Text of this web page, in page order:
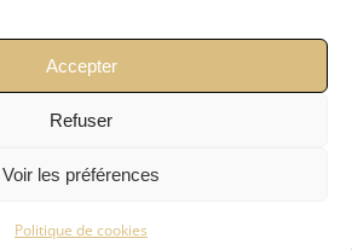
Accepter
Refuser
Voir les préférences
Politique de cookies
Actualités
Contact
Politiques de confidentialié
CGV